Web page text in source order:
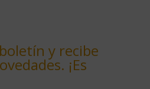
y recibe
¡Es